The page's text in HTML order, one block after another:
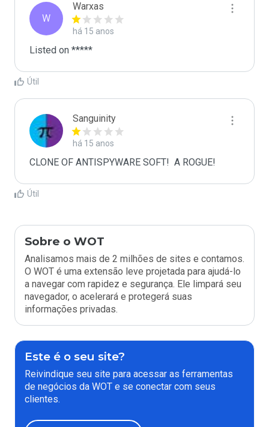
W
Warxas
há 15 anos
Listed on *****
Útil
Sanguinity
há 15 anos
CLONE OF ANTISPYWARE SOFT!  A ROGUE!
Útil
Sobre o WOT
Analisamos mais de 2 milhões de sites e contamos.
O WOT é uma extensão leve projetada para ajudá-lo
a navegar com rapidez e segurança. Ele limpará seu
navegador, o acelerará e protegerá suas
informações privadas.
Este é o seu site?
Reivindique seu site para acessar as ferramentas
de negócios da WOT e se conectar com seus
clientes.